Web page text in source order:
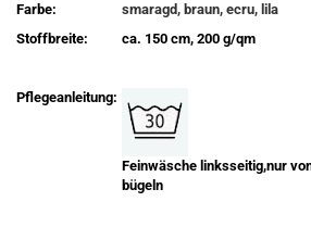
Farbe:
smaragd, braun, ecru, lila
Stoffbreite:
ca. 150 cm, 200 g/qm
Pflegeanleitung:
Feinwäsche linksseitig,nur
bügeln